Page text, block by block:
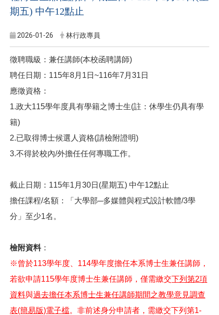
期五) 中午12點止
2026-01-26 林行政專員
徵聘職級：兼任講師(本校函聘講師)
聘任日期：115年8月1日~116年7月31日
應徵資格：
1.政大115學年度具有學籍之博士生(註：休學生仍具有學
籍)
2.已取得博士候選人資格(請檢附證明)
3.不得於校內/外擔任任何專職工作。
截止日期：115年1月30日(星期五) 中午12點止
擔任課程/名額：「大學部─多媒體與程式設計軟體/3學
分」至少1名。
檢附資料：
※曾於113學年度、 114學年度擔任本系博士生兼任講師，
若欲申請115學年度博士生兼任講師，僅需繳交下列第2項
資料與過去擔任本系博士生兼任講師期間之教學意見調查
表(簡易版)電子檔。非前述身分申請者，需繳交下列第1-